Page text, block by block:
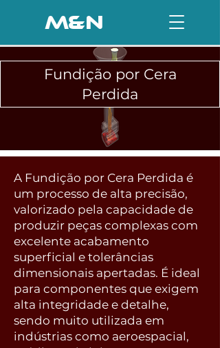
M&N
Fundição por Cera
Perdida
A Fundição por Cera Perdida é
um processo de alta precisão,
valorizado pela capacidade de
produzir peças complexas com
excelente acabamento
superficial e tolerâncias
dimensionais apertadas. É ideal
para componentes que exigem
alta integridade e detalhe,
sendo muito utilizada em
indústrias como aeroespacial,